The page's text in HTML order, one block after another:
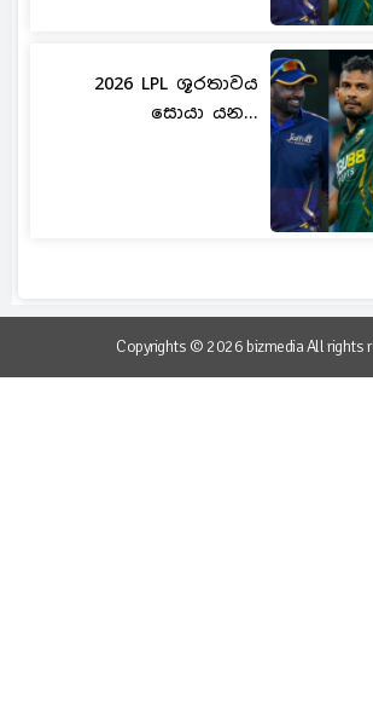
2026 LPL ශූරතාවය
සොයා යන...
Copyrights © 2026 bizmedia All rights